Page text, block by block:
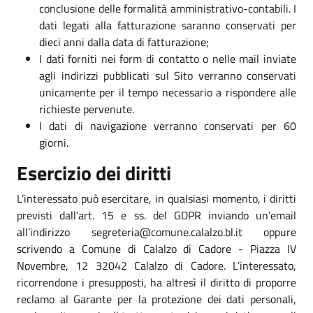
conclusione delle formalità amministrativo-contabili. I
dati legati alla fatturazione saranno conservati per
dieci anni dalla data di fatturazione;
I dati forniti nei form di contatto o nelle mail inviate
agli indirizzi pubblicati sul Sito verranno conservati
unicamente per il tempo necessario a rispondere alle
richieste pervenute.
I dati di navigazione verranno conservati per 60
giorni.
Esercizio dei diritti
L’interessato può esercitare, in qualsiasi momento, i diritti
previsti dall’art. 15 e ss. del GDPR inviando un’email
all’indirizzo segreteria@comune.calalzo.bl.it oppure
scrivendo a Comune di Calalzo di Cadore - Piazza IV
Novembre, 12 32042 Calalzo di Cadore. L’interessato,
ricorrendone i presupposti, ha altresì il diritto di proporre
reclamo al Garante per la protezione dei dati personali,